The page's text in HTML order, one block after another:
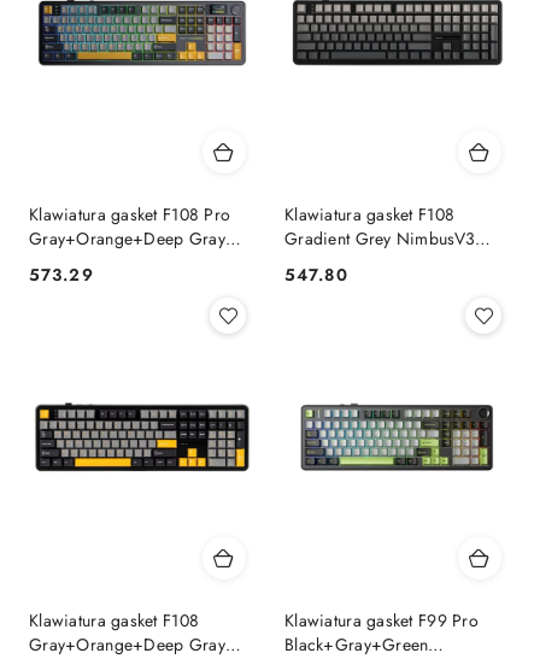
Klawiatura gasket F108 Pro
Gray+Orange+Deep Gray
Reaper switch RGB AULA
AULA
Cena:
573.29
Klawiatura gasket F108
Gradient Grey NimbusV3
switch RGB AULA AULA
Cena:
547.80
Klawiatura gasket F108
Gray+Orange+Deep Gray
Klawiatura gasket F99 Pro
Black+Gray+Green